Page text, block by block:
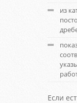
из
Если